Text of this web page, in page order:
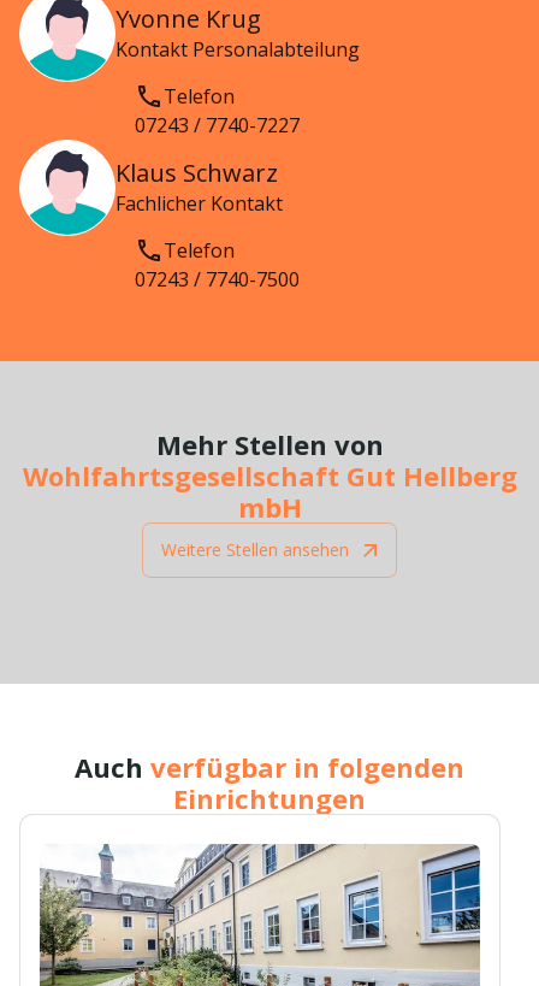
Yvonne Krug
Kontakt Personalabteilung
Telefon
07243 / 7740-7227
Klaus Schwarz
Fachlicher Kontakt
Telefon
07243 / 7740-7500
Mehr Stellen von
Wohlfahrtsgesellschaft Gut Hellberg
mbH
Weitere Stellen ansehen
Auch verfügbar in folgenden
Einrichtungen